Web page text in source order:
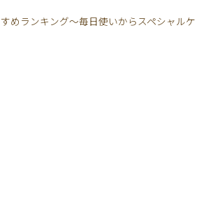
めランキング〜毎日使いからスペシャルケ